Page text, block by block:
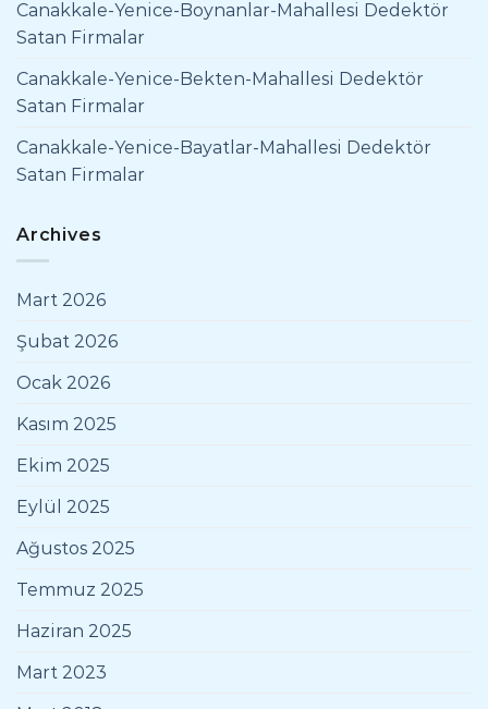
Canakkale-Yenice-Boynanlar-Mahallesi Dedektör
Satan Firmalar
Canakkale-Yenice-Bekten-Mahallesi Dedektör
Satan Firmalar
Canakkale-Yenice-Bayatlar-Mahallesi Dedektör
Satan Firmalar
Archives
Mart 2026
Şubat 2026
Ocak 2026
Kasım 2025
Ekim 2025
Eylül 2025
Ağustos 2025
Temmuz 2025
Haziran 2025
Mart 2023